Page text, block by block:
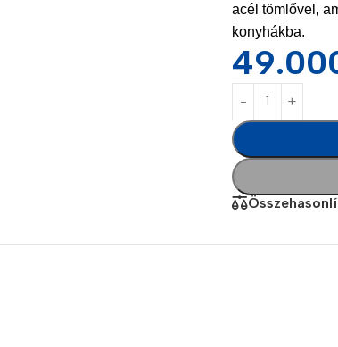
Headphones
In-ear headphones
Wired headphones
acél tömlővel,
konyhákba.